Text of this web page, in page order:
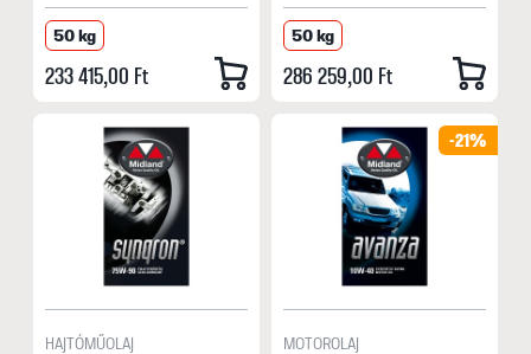
50 kg
233 415,00 Ft
50 kg
286 259,00 Ft
HAJTÓMŰOLAJ
-21%
MOTOROLAJ